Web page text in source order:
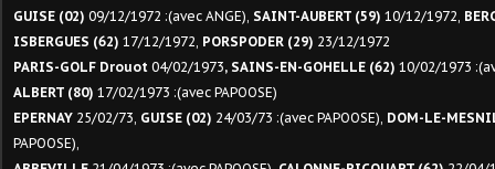
GUISE (02) 09/12/1972 :(avec ANGE), SAINT-AUBERT (59) 10/12/1972,
ISBERGUES (62) 17/12/1972, PORSPODER (29) 23/12/1972
PARIS-GOLF Drouot 04/02/1973, SAINS-EN-GOHELLE (62) 10/02/1973
ALBERT (80) 17/02/1973 :(avec PAPOOSE)
EPERNAY 25/02/73, GUISE (02) 24/03/73 :(avec PAPOOSE), DOM-LE-
PAPOOSE),